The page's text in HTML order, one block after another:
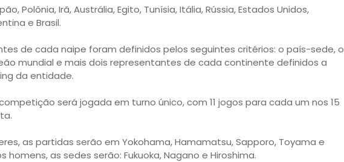
Polônia, Irã, Austrália, Egito, Tunísia, Itália, Rússia, Estados Unidos,
e Brasil.
de cada naipe foram definidos pelos seguintes critérios: o país-sede, o
mundial e mais dois representantes de cada continente definidos a
da entidade.
será jogada em turno único, com 11 jogos para cada um nos 15
as partidas serão em Yokohama, Hamamatsu, Sapporo, Toyama e
homens, as sedes serão: Fukuoka, Nagano e Hiroshima.